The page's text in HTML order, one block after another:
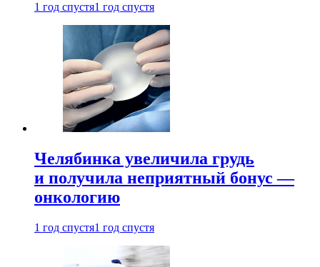
1 год спустя1 год спустя
Челябинка увеличила грудь
и получила неприятный бонус —
онкологию
1 год спустя1 год спустя